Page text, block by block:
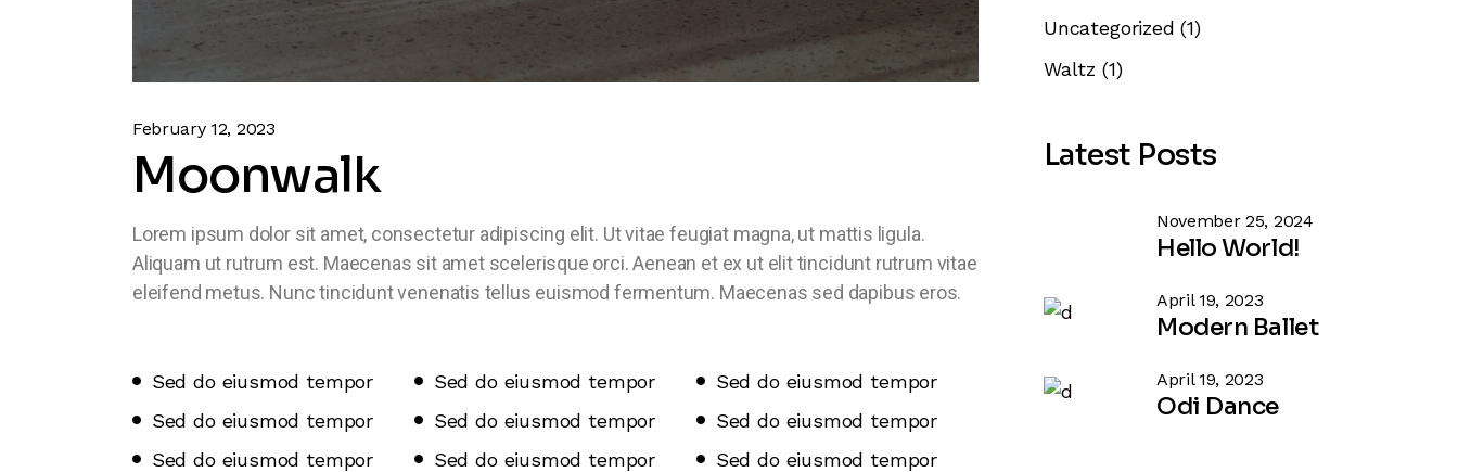
February 12, 2023
Moonwalk
Lorem ipsum dolor sit amet, consectetur adipiscing elit. Ut vitae feugiat magna, ut mattis ligula.
Aliquam ut rutrum est. Maecenas sit amet scelerisque orci. Aenean et ex ut elit tincidunt rutrum vitae
eleifend metus. Nunc tincidunt venenatis tellus euismod fermentum. Maecenas sed dapibus eros.
Sed do eiusmod tempor
Sed do eiusmod tempor
Sed do eiusmod tempor
Sed do eiusmod tempor
Sed do eiusmod tempor
Sed do eiusmod tempor
Sed do eiusmod tempor
Sed do eiusmod tempor
Sed do eiusmod tempor
Uncategorized (1)
Waltz (1)
Latest Posts
Hello World!
November 25, 2024
Modern Ballet
April 19, 2023
Odi Dance
April 19, 2023